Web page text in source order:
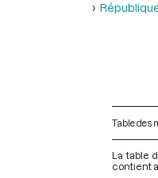
Table des
La table
contient